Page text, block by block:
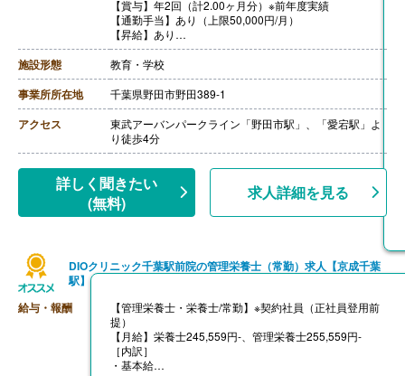
【賞与】年2回（計2.00ヶ月分）※前年度実績
【通勤手当】あり（上限50,000円/月）
【昇給】あり
【退職金】あり※勤続3年以上
施設形態 教育・学校
事業所所在地 千葉県野田市野田389-1
アクセス
東武アーバンパークライン「野田市駅」、「愛宕駅」よ
り徒歩4分
詳しく聞きたい
(無料)
求人詳細を見る
DIOクリニック千葉駅前院の管理栄養士（常勤）求人【京成千葉
駅】
給与・報酬
【管理栄養士・栄養士/常勤】※契約社員（正社員登用前
提）
【月給】栄養士245,559円-、管理栄養士255,559円-
［内訳］
・基本給